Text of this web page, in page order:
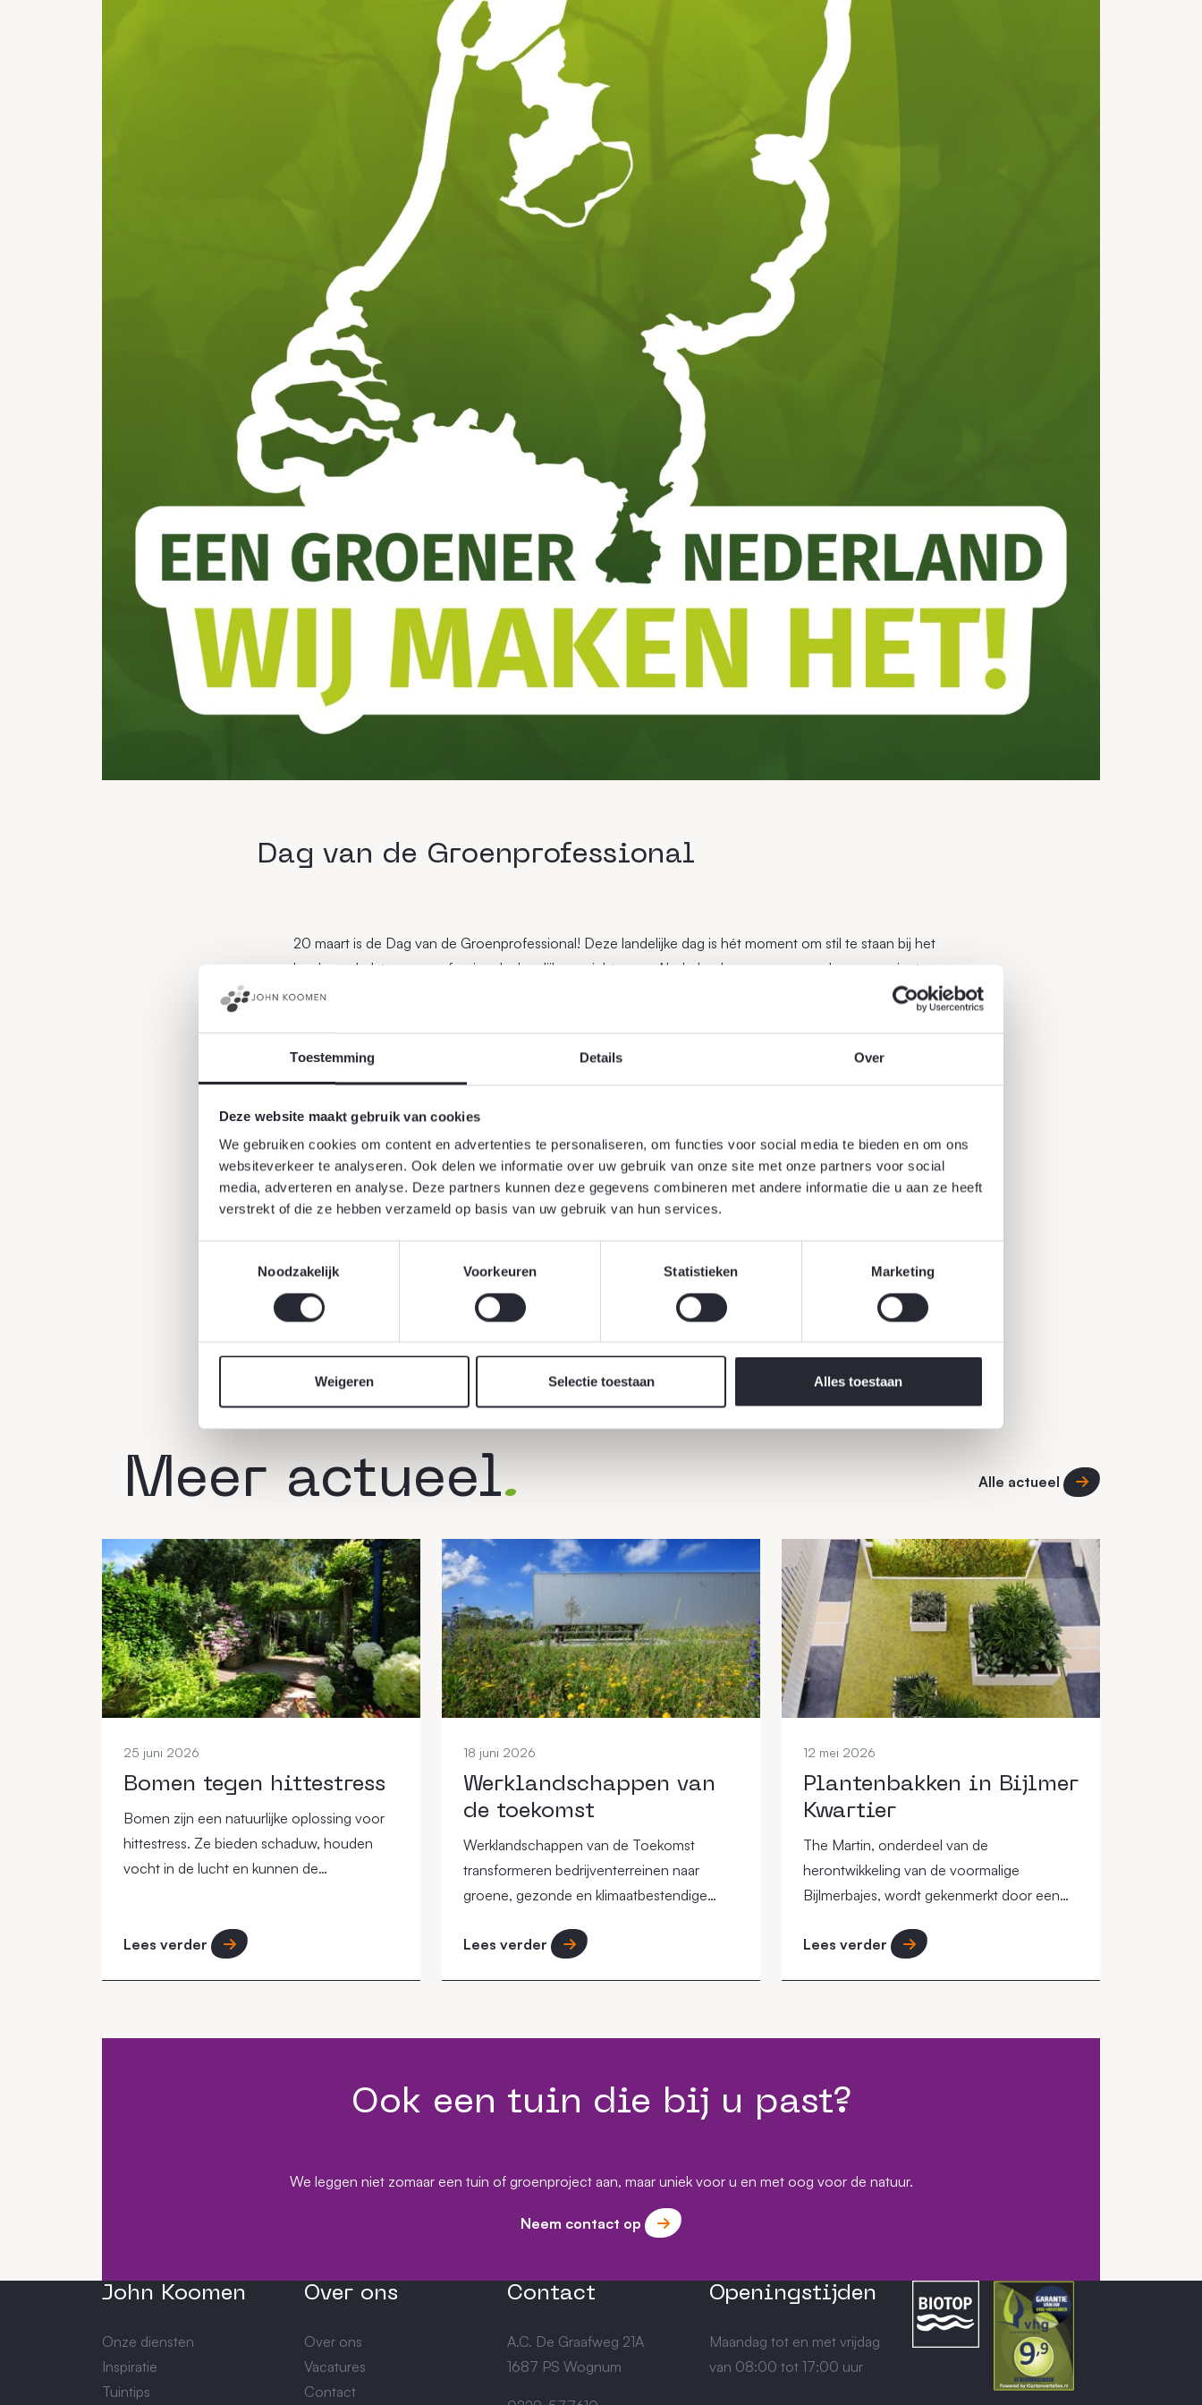
Toestemming Details Over
Deze website maakt gebruik van cookies
We gebruiken cookies om content en advertenties te personaliseren, om functies voor social media te bieden en om ons
websiteverkeer te analyseren. Ook delen we informatie over uw gebruik van onze site met onze partners voor social
media, adverteren en analyse. Deze partners kunnen deze gegevens combineren met andere informatie die u aan ze heeft
verstrekt of die ze hebben verzameld op basis van uw gebruik van hun services.
Noodzakelijk
Voorkeuren Statistieken Marketing
Weigeren Selectie toestaan Alles toestaan
Dag van de Groenprofessional
20 maart is de Dag van de Groenprofessional! Deze landelijke dag is hét moment om stil te staan bij het
harde werk dat groenprofessionals dagelijks verrichten om Nederland groener, gezonder en mooier te
maken. Dit waardevolle initiatief, ooit gestart door Vebego Groen, is inmiddels uitgegroeid tot een
Naast het bedanken van alle groenprofessionals, vragen we ook aandacht voor het belang van groen in
onze leefomgeving en de cruciale rol die onze mensen hierin spelen.
Een groener Nederland: wij maken het!​.
13 maart 2025
Meer actueel Alle actueel
25 juni 2026
Bomen tegen hittestress
Bomen zijn een natuurlijke oplossing voor
hittestress. Ze bieden schaduw, houden
vocht in de lucht en kunnen de
Lees verder
18 juni 2026
Werklandschappen van
de toekomst
Werklandschappen van de Toekomst
transformeren bedrijventerreinen naar
groene, gezonde en klimaatbestendige
economie samenkomen.
Lees verder
12 mei 2026
Plantenbakken in Bijlmer
Kwartier
The Martin, onderdeel van de
herontwikkeling van de voormalige
Bijlmerbajes, wordt gekenmerkt door een
"groene long" in de stad moet vormen.
Lees verder
Ook een tuin die bij u past?
We leggen niet zomaar een tuin of groenproject aan, maar uniek voor u en met oog voor de natuur.
Neem contact op
John Koomen
Onze diensten
Inspiratie
Tuintips
Over ons
Over ons
Vacatures
Contact
Contact
A.C. De Graafweg 21A
1687 PS Wognum
Openingstijden
Maandag tot en met vrijdag
van 08:00 tot 17:00 uur